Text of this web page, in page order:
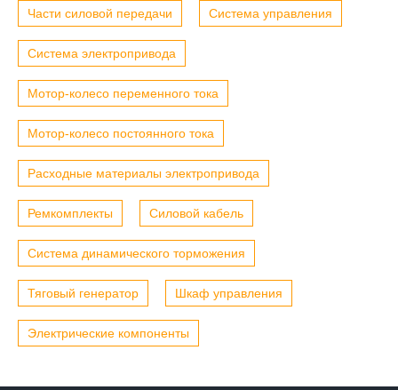
Части силовой передачи Система управления
Система электропривода
Мотор-колесо переменного тока
Мотор-колесо постоянного тока
Расходные материалы электропривода
Ремкомплекты Силовой кабель
Система динамического торможения
Тяговый генератор Шкаф управления
Электрические компоненты